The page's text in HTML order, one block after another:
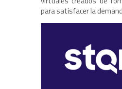
para satisfacer la